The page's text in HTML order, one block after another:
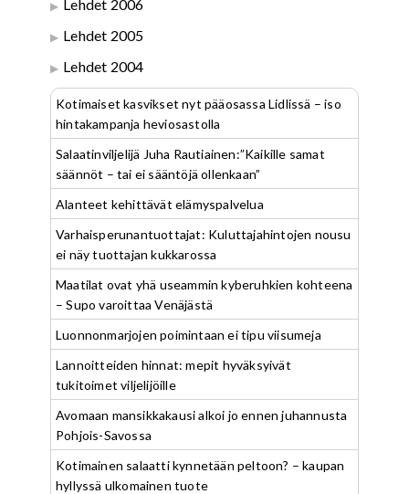
Lehdet 2006
Lehdet 2005
Lehdet 2004
Kotimaiset kasvikset nyt pääosassa Lidlissä – iso
hintakampanja heviosastolla
Salaatinviljelijä Juha Rautiainen:”Kaikille samat
säännöt – tai ei sääntöjä ollenkaan”
Alanteet kehittävät elämyspalvelua
Varhaisperunantuottajat: Kuluttajahintojen nousu
ei näy tuottajan kukkarossa
Maatilat ovat yhä useammin kyberuhkien kohteena
– Supo varoittaa Venäjästä
Luonnonmarjojen poimintaan ei tipu viisumeja
Lannoitteiden hinnat: mepit hyväksyivät
tukitoimet viljelijöille
Avomaan mansikkakausi alkoi jo ennen juhannusta
Pohjois-Savossa
Kotimainen salaatti kynnetään peltoon? – kaupan
hyllyssä ulkomainen tuote